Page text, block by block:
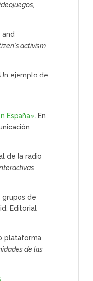
activism
ejemplo de
España». En
de la radio
grupos de
Editorial
plataforma
de las